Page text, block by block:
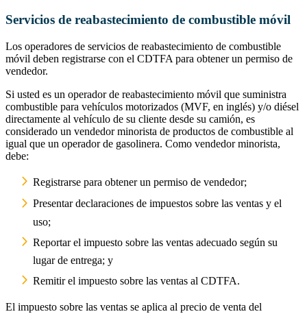
Servicios de reabastecimiento de combustible móvil
Los operadores de servicios de reabastecimiento de combustible
móvil deben registrarse con el CDTFA para obtener un permiso de
vendedor.
Si usted es un operador de reabastecimiento móvil que suministra
combustible para vehículos motorizados (MVF, en inglés) y/o diésel
directamente al vehículo de su cliente desde su camión, es
considerado un vendedor minorista de productos de combustible al
igual que un operador de gasolinera. Como vendedor minorista,
debe:
Registrarse para obtener un permiso de vendedor;
Presentar declaraciones de impuestos sobre las ventas y el
uso;
Reportar el impuesto sobre las ventas adecuado según su
lugar de entrega; y
Remitir el impuesto sobre las ventas al CDTFA.
El impuesto sobre las ventas se aplica al precio de venta del